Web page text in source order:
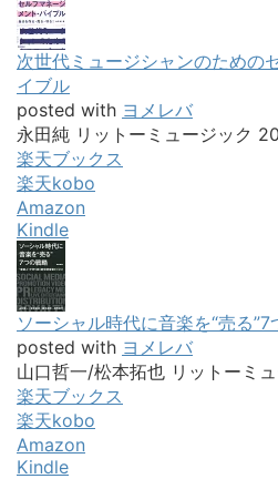
次世代ミュージシャンのための
イブル
posted with ヨメレバ
永田純 リットーミュージック
楽天ブックス
楽天kobo
Amazon
Kindle
ソーシャル時代に音楽を“売る”7
posted with ヨメレバ
山口哲一/松本拓也 リットーミ
楽天ブックス
楽天kobo
Amazon
Kindle